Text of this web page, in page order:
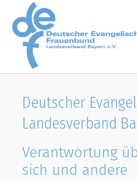
Skip to main content
Deutscher
Landesverband
Verantwortung
sich und andere